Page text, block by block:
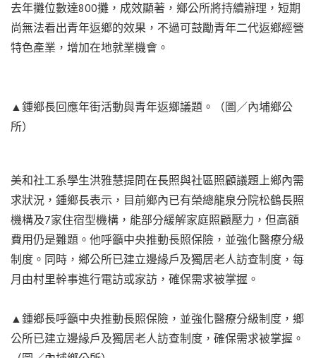
去年攤位數達800攤，成效顯著，鄉公所將持續辦理，短期
尚無法看出青年返鄉的效果，不過可鼓勵青年二代返鄉經營
特色產業，增加在地就業機會。
▲鍾鄉長回應年街活動與青年返鄉議題。（圖／內埔鄉公
所）
美和社工系學生洪雅慧提問在長照與社區照顧議題上鄉內需
求狀況，鍾鄉長表示，目前鄉內已有榮總龍泉分院松鶴長照
機構及7家住宿型機構，能部分緩解家庭照顧壓力，但高額
費用仍是難題。他呼籲中央推動長照保險，並強化醫療分級
制度。同時，鄉公所已建立邊緣戶及獨居老人訪查制度，每
月由村里幹事進行電訪或家訪，確保需求被掌握。
▲鍾鄉長呼籲中央推動長照保險，並強化醫療分級制度，鄉
公所已建立邊緣戶及獨居老人訪查制度，確保需求被掌握。